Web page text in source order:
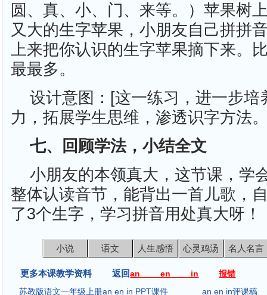
圆、真、小、门、来等。）苹果树
又大的生字苹果，小朋友自己拼拼
上来把你认识的生字苹果摘下来。
最最多。
设计意图：[这一练习，进一步培
力，拓展学生思维，渗透识字方法
七、回顾学法，小结全文
小朋友的本领真大，这节课，学
整体认读音节，能背出一首儿歌，
了3个生字，学习拼音用处真大呀！
小说 语文 人生感悟 心灵鸡汤 名人名言
更多本课教学资料 返回an en in
报错
苏教版语文一年级上册an en in PPT课件
an en in评课稿